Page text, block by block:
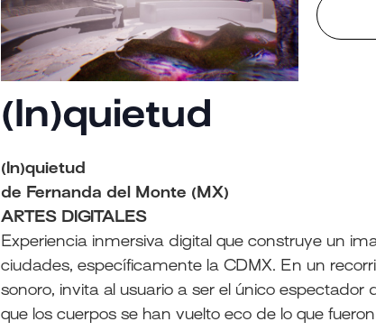
(In)quietud
(In)quietud
de Fernanda del Monte (MX)
ARTES DIGITALES
Experiencia inmersiva digital que construye un
ciudades, específicamente la CDMX. En un
sonoro, invita al usuario a ser el único
que los cuerpos se han vuelto eco de lo que